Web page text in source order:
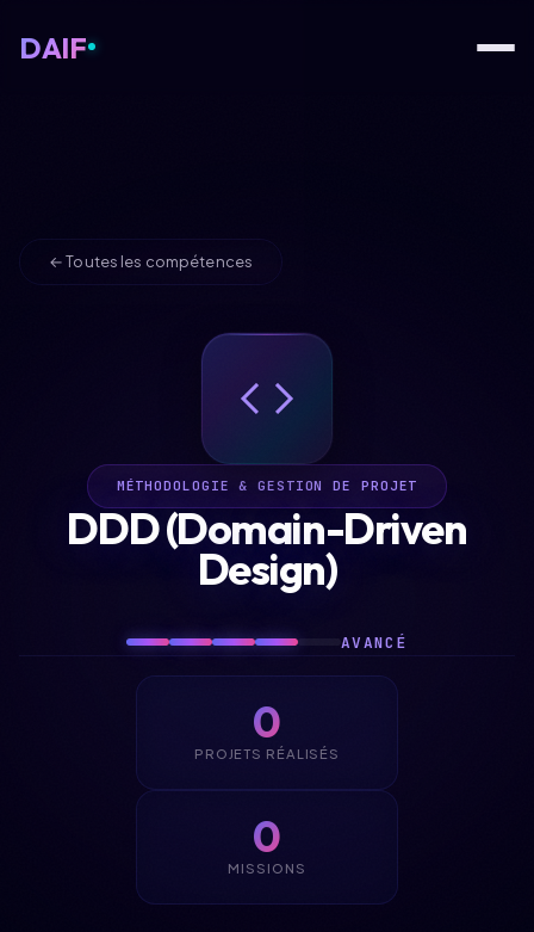
DAIF
← Toutes les compétences
MÉTHODOLOGIE & GESTION DE PROJET
DDD (Domain-Driven
Design)
AVANCÉ
0
PROJETS RÉALISÉS
0
MISSIONS